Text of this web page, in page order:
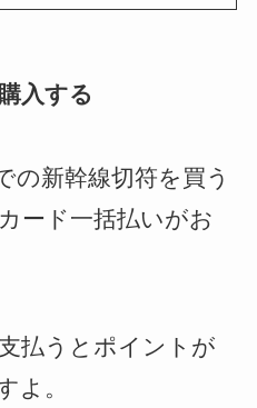
入する
の新幹線切符を買う
ード一括払いがお
払うとポイントが
よ。